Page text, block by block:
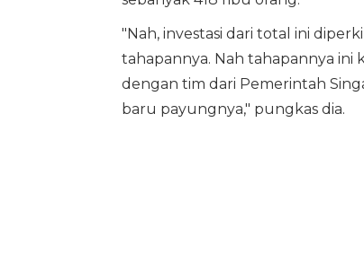
"Nah, investasi dari total ini
tahapannya. Nah tahapannya ini
dengan tim dari Pemerintah
baru payungnya," pungkas dia.